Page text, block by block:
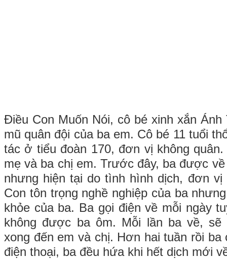
Điều Con Muốn Nói, cô bé xinh xắn Ánh
mũ quân đội của ba em. Cô bé 11 tuổi
tác ở tiểu đoàn 170, đơn vị không
mẹ và ba chị em. Trước đây, ba được
nhưng hiện tại do tình hình dịch, đơn vị
Con tôn trọng nghề nghiệp của ba
khỏe của ba. Ba gọi điện về mỗi ngày
không được ba ôm. Mỗi lần ba về, sẽ
xong đến em và chị. Hơn hai tuần rồi ba
điện thoại, ba đều hứa khi hết dịch mới